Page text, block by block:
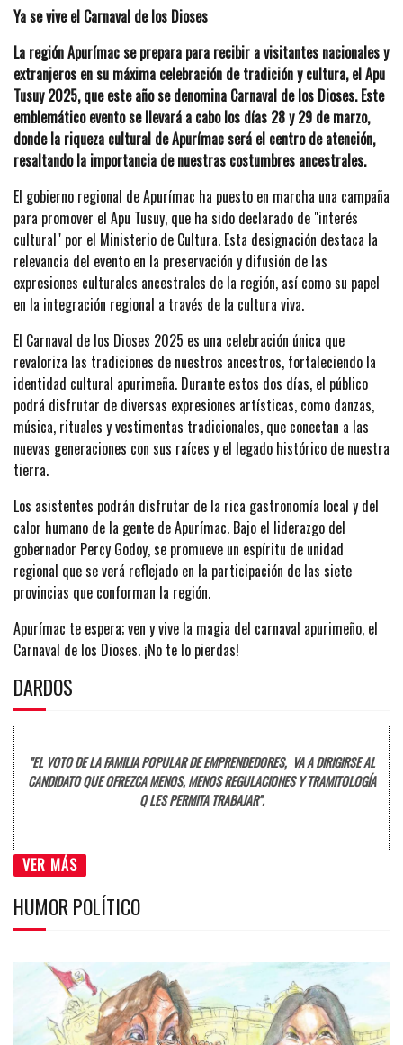
Ya se vive el Carnaval de los Dioses
La región Apurímac se prepara para recibir a visitantes nacionales y
extranjeros en su máxima celebración de tradición y cultura, el Apu
Tusuy 2025, que este año se denomina Carnaval de los Dioses. Este
emblemático evento se llevará a cabo los días 28 y 29 de marzo,
donde la riqueza cultural de Apurímac será el centro de atención,
resaltando la importancia de nuestras costumbres ancestrales.
El gobierno regional de Apurímac ha puesto en marcha una campaña
para promover el Apu Tusuy, que ha sido declarado de "interés
cultural" por el Ministerio de Cultura. Esta designación destaca la
relevancia del evento en la preservación y difusión de las
expresiones culturales ancestrales de la región, así como su papel
en la integración regional a través de la cultura viva.
El Carnaval de los Dioses 2025 es una celebración única que
revaloriza las tradiciones de nuestros ancestros, fortaleciendo la
identidad cultural apurimeña. Durante estos dos días, el público
podrá disfrutar de diversas expresiones artísticas, como danzas,
música, rituales y vestimentas tradicionales, que conectan a las
nuevas generaciones con sus raíces y el legado histórico de nuestra
tierra.
Los asistentes podrán disfrutar de la rica gastronomía local y del
calor humano de la gente de Apurímac. Bajo el liderazgo del
gobernador Percy Godoy, se promueve un espíritu de unidad
regional que se verá reflejado en la participación de las siete
provincias que conforman la región.
Apurímac te espera; ven y vive la magia del carnaval apurimeño, el
Carnaval de los Dioses. ¡No te lo pierdas!
DARDOS
"EL VOTO DE LA FAMILIA POPULAR DE EMPRENDEDORES, VA A DIRIGIRSE AL
CANDIDATO QUE OFREZCA MENOS, MENOS REGULACIONES Y TRAMITOLOGÍA
Q LES PERMITA TRABAJAR".
VER MÁS
HUMOR POLÍTICO